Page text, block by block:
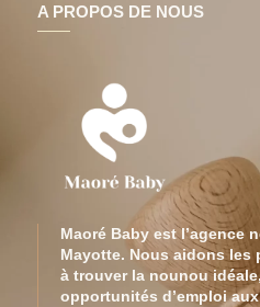
A PROPOS DE NOUS
Maoré Baby est l’agence
Mayotte. Nous aidons les
à trouver la nounou
opportunités d’emploi